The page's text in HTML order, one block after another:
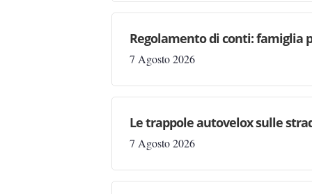
Regolamento di conti: famiglia
7 Agosto 2026
Le trappole autovelox sulle
7 Agosto 2026